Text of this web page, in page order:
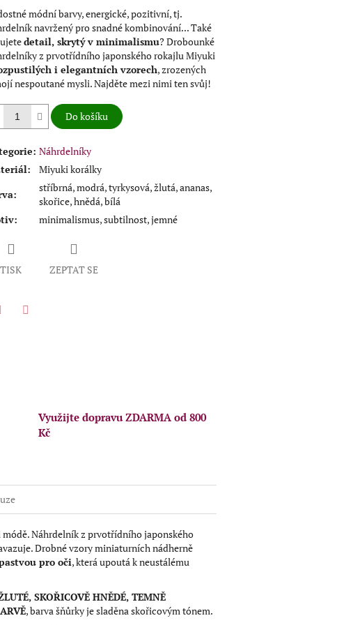
módní barvy, energické, pozitivní, tj.
navržený pro snadné kombinování... Také
detail, skrytý v minimalismu? Drobounké
z prvotřídního japonského rokajlu Miyuki
i elegantních vzorech, zrozených
nespoutané mysli. Najděte mezi nimi ten svůj!
Do košíku
: Náhrdelníky
:
Miyuki korálky
:
stříbrná, modrá, tyrkysová, žlutá, ananas,
skořice, hnědá, bílá
: minimalismus, subtilnost, jemné
TISK ZEPTAT SE
Využijte dopravu ZDARMA od 800
Kč
Náhrdelník z prvotřídního japonského
Drobné vzory miniaturních nádherně
pro oči, která upoutá k neustálému
SKOŘICOVĚ HNĚDÉ, TEMNĚ
, barva šňůrky je sladěna skořicovým tónem.